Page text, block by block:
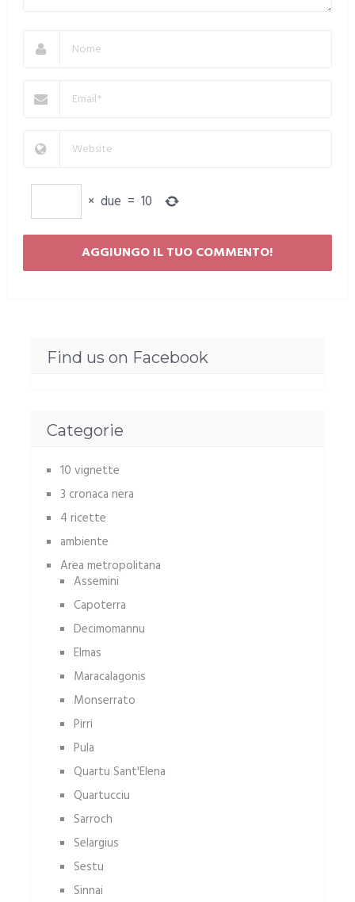
× due = 10
Find us on Facebook
Categorie
10 vignette
3 cronaca nera
4 ricette
ambiente
Area metropolitana
Assemini
Capoterra
Decimomannu
Elmas
Maracalagonis
Monserrato
Pirri
Pula
Quartu Sant'Elena
Quartucciu
Sarroch
Selargius
Sestu
Sinnai